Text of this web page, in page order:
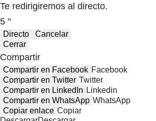
Te redirigiremos al directo.
5 "
Directo
Cancelar
Cerrar
Compartir
Compartir en Facebook Facebook
Compartir en Twitter Twitter
Compartir en LinkedIn Linkedin
Compartir en WhatsApp WhatsApp
Copiar enlace Copiar